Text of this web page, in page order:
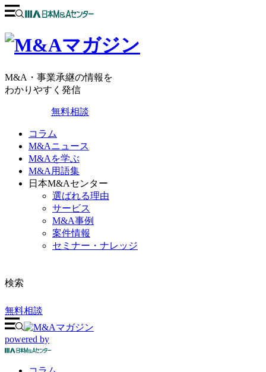
M&A・事業承継の情報を
わかりやすく発信
無料相談
コラム
M&Aニュース
M&Aを学ぶ
M&A用語集
日本M&Aセンター
選ばれる理由
サービス
M&A事例
案件情報
セミナー・ナレッジ
検索
無料相談
powered by